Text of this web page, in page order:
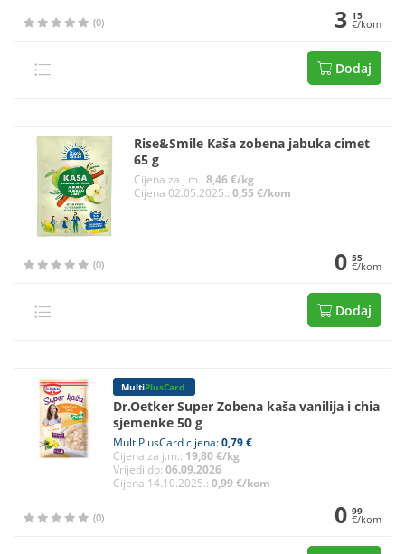
(0) 3 15
€/kom
Dodaj
Rise&Smile Kaša zobena jabuka cimet
65 g
Cijena za j.m.:8,46 €/kg
Cijena 02.05.2025.:0,55 €/kom
(0) 0 55
€/kom
Dodaj
MultiPlusCard
Dr.Oetker Super Zobena kaša vanilija i chia
sjemenke 50 g
MultiPlusCard cijena:0,79 €
Cijena za j.m.: 19,80 €/kg
Vrijedi do:06.09.2026
Cijena 14.10.2025.:0,99 €/kom
(0) 0 99
€/kom